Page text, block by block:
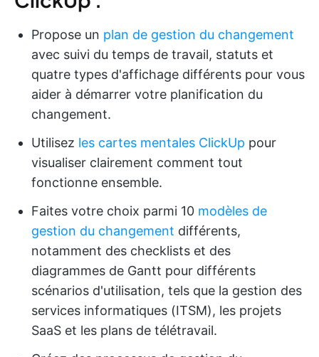
Propose un plan de gestion du changement
avec suivi du temps de travail, statuts et
quatre types d'affichage différents pour vous
aider à démarrer votre planification du
changement.
Utilisez les cartes mentales ClickUp pour
visualiser clairement comment tout
fonctionne ensemble.
Faites votre choix parmi 10 modèles de
gestion du changement différents,
notamment des checklists et des
diagrammes de Gantt pour différents
scénarios d'utilisation, tels que la gestion des
services informatiques (ITSM), les projets
SaaS et les plans de télétravail.